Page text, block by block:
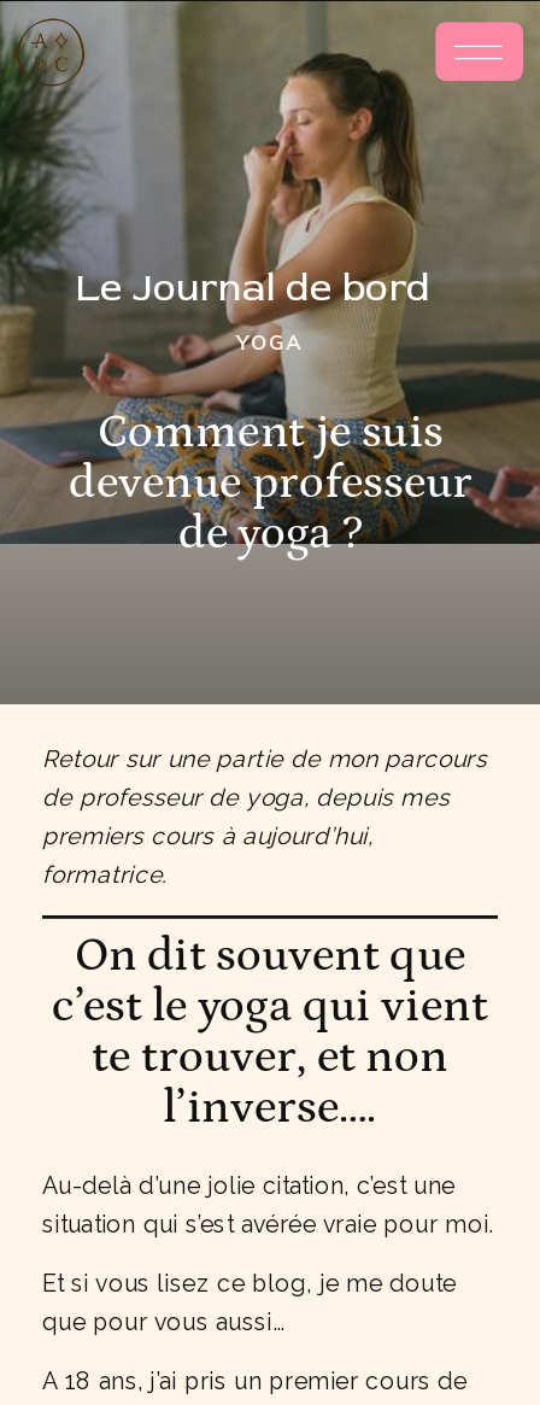
YOGA
Comment je suis
devenue professeur
de yoga ?
Le Journal de bord
Retour sur une partie de mon parcours
de professeur de yoga, depuis mes
premiers cours à aujourd’hui,
formatrice.
On dit souvent que
c’est le yoga qui vient
te trouver, et non
l’inverse….
Au-delà d’une jolie citation, c’est une
situation qui s’est avérée vraie pour moi.
Et si vous lisez ce blog, je me doute
que pour vous aussi…
A 18 ans, j’ai pris un premier cours de